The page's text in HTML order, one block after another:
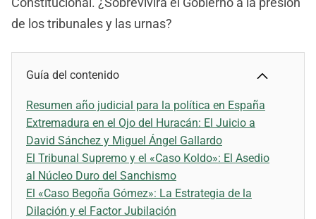
de los tribunales y las urnas?
Guía del contenido
Resumen año judicial para la política en España
Extremadura en el Ojo del Huracán: El Juicio a
David Sánchez y Miguel Ángel Gallardo
El Tribunal Supremo y el «Caso Koldo»: El Asedio
al Núcleo Duro del Sanchismo
El «Caso Begoña Gómez»: La Estrategia de la
Dilación y el Factor Jubilación